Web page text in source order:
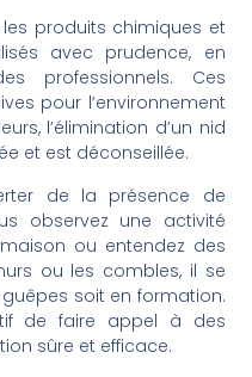
produits chimiques et
avec prudence, en
professionnels. Ces
pour l’environnement
l’élimination d’un nid
et est déconseillée.
de la présence de
observez une activité
ou entendez des
ou les combles, il se
soit en formation.
de faire appel à des
sûre et efficace.